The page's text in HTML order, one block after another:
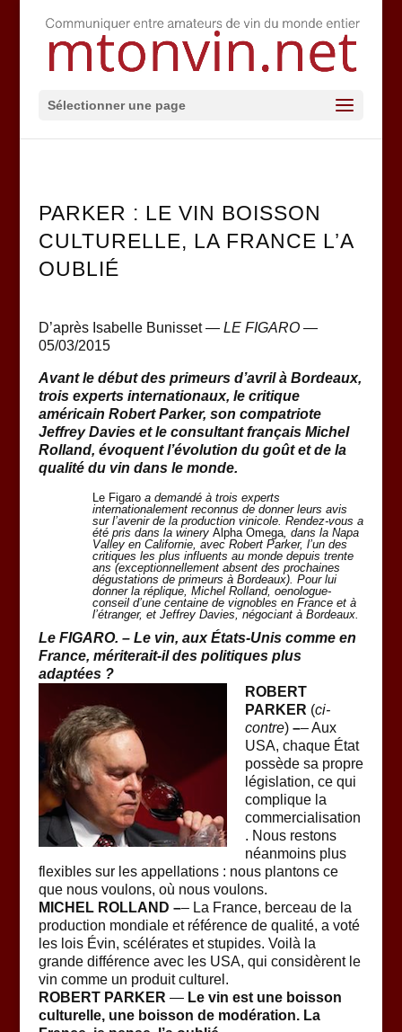
Sélectionner une page
PARKER : LE VIN BOISSON
CULTURELLE, LA FRANCE L’A
OUBLIÉ
D’après Isabelle Bunisset — LE FIGARO—
05/03/2015
Avant le début des primeurs d’avril à Bordeaux,
trois experts internationaux, le critique
américain Robert Parker, son compatriote
Jeffrey Davies et le consultant français Michel
Rolland, évoquent l’évolution du goût et de la
qualité du vin dans le monde.
Le Figaroa demandé à trois experts
internationalement reconnus de donner leurs avis
sur l’avenir de la production vinicole. Rendez-vous a
été pris dans la winery Alpha Omega, dans la Napa
Valley en Californie, avec Robert Parker, l’un des
critiques les plus influents au monde depuis trente
ans (exceptionnellement absent des prochaines
dégustations de primeurs à Bordeaux). Pour lui
donner la réplique, Michel Rolland, oenologue-
conseil d’une centaine de vignobles en France et à
l’étranger, et Jeffrey Davies, négociant à Bordeaux.
Le FIGARO. – Le vin, aux États-Unis comme en
France, mériterait-il des politiques plus
adaptées ?
ROBERT
PARKER (ci-
contre)–– Aux
USA, chaque État
possède sa propre
législation, ce qui
complique la
commercialisation
. Nous restons
néanmoins plus
flexibles sur les appellations : nous plantons ce
que nous voulons, où nous voulons.
MICHEL ROLLAND –– La France, berceau de la
production mondiale et référence de qualité, a voté
les lois Évin, scélérates et stupides. Voilà la
grande différence avec les USA, qui considèrent le
vin comme un produit culturel.
ROBERT PARKER — Le vin est une boisson
culturelle, une boisson de modération. La